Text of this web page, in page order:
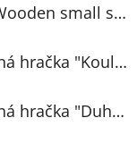
Dřevěná sada "3 Wooden small spoons" 14 cm
Montessori dřevěná hračka "Koule na talířích"
Montessori dřevěná hračka "Duhová: míčky v pohárech 3 cm"